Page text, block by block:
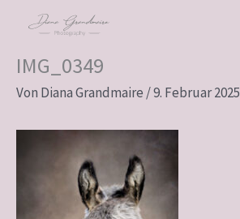
Inhalt
springen
IMG_0349
Von Diana Grandmaire /9. Februar 2025